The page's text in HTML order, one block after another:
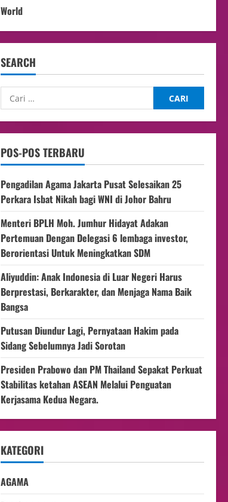
World
SEARCH
POS-POS TERBARU
Pengadilan Agama Jakarta Pusat Selesaikan 25
Perkara Isbat Nikah bagi WNI di Johor Bahru
Menteri BPLH Moh. Jumhur Hidayat Adakan
Pertemuan Dengan Delegasi 6 lembaga investor,
Berorientasi Untuk Meningkatkan SDM
Aliyuddin: Anak Indonesia di Luar Negeri Harus
Berprestasi, Berkarakter, dan Menjaga Nama Baik
Bangsa
Putusan Diundur Lagi, Pernyataan Hakim pada
Sidang Sebelumnya Jadi Sorotan
Presiden Prabowo dan PM Thailand Sepakat Perkuat
Stabilitas ketahan ASEAN Melalui Penguatan
Kerjasama Kedua Negara.
KATEGORI
AGAMA